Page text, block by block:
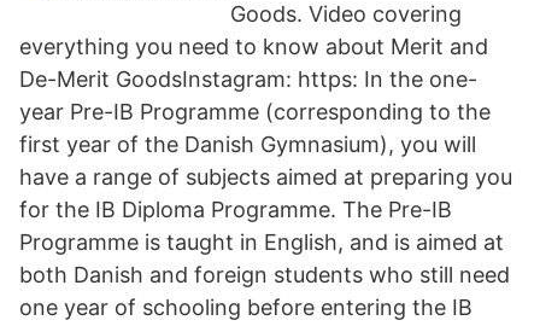
Goods. Video covering
everything you need to know about Merit and
De-Merit GoodsInstagram: https: In the one-
year Pre-IB Programme (corresponding to the
first year of the Danish Gymnasium), you will
have a range of subjects aimed at preparing you
for the IB Diploma Programme. The Pre-IB
Programme is taught in English, and is aimed at
both Danish and foreign students who still need
one year of schooling before entering the IB